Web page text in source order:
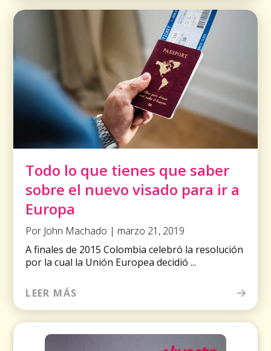
Todo lo que tienes que saber
sobre el nuevo visado para ir a
Europa
Por John Machado | marzo 21, 2019
A finales de 2015 Colombia celebró la resolución
por la cual la Unión Europea decidió ...
LEER MÁS